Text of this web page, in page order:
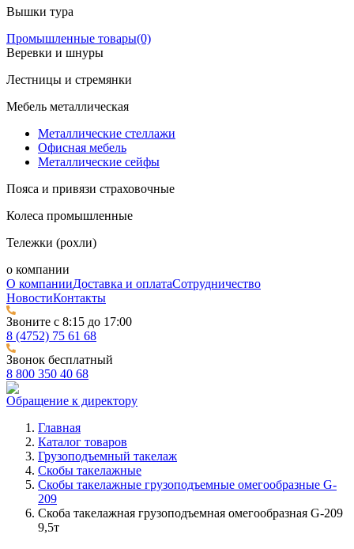
Вышки тура
Промышленные товары(0)
Веревки и шнуры
Лестницы и стремянки
Мебель металлическая
Металлические стеллажи
Офисная мебель
Металлические сейфы
Пояса и привязи страховочные
Колеса промышленные
Тележки (рохли)
о компании
О компанииДоставка и оплатаСотрудничество
НовостиКонтакты
Звоните с 8:15 до 17:00
8 (4752) 75 61 68
Звонок бесплатный
8 800 350 40 68
Обращение к директору
Главная
Каталог товаров
Грузоподъемный такелаж
Скобы такелажные
Скобы такелажные грузоподъемные омегообразные G-
209
Скоба такелажная грузоподъемная омегообразная G-209
9,5т